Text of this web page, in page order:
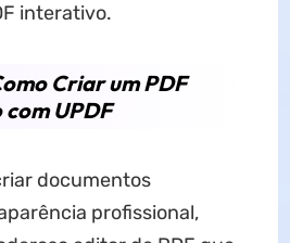
interativo.
Criar um PDF
UPDF
documentos
profissional,